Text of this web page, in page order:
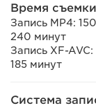
Время
Запись MP4:
240 минут
Запись XF-
185 минут
Система